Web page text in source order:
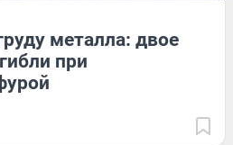
металла: двое
при